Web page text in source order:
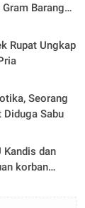
Barang
Rupat Ungkap
Seorang
Diduga Sabu
Kandis dan
korban